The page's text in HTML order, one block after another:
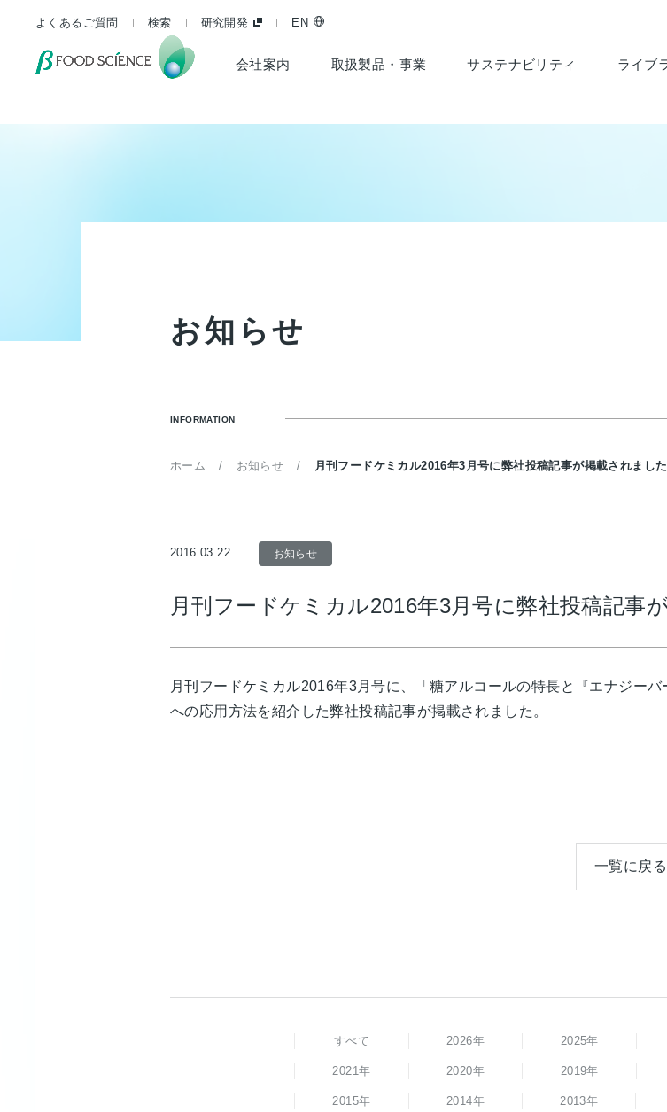
よくあるご質問 検索 研究開発 EN
会社案内 取扱製品・事業 サステナビリティ ライブ
お知 ら せ
INFORMATION
ホーム お知らせ 月刊フードケミカル2016年3月号に弊社投稿記事が掲載されました
2016.03.22 お知らせ
月刊フードケミカル2016年3月号に弊社投稿記事
月刊フードケミカル2016年3月号に、「糖アルコールの特長と『エナジー
への応用方法を紹介した弊社投稿記事が掲載されました。
一覧に戻る
すべて 2026年 2025年
2021年 2020年 2019年
2015年 2014年 2013年